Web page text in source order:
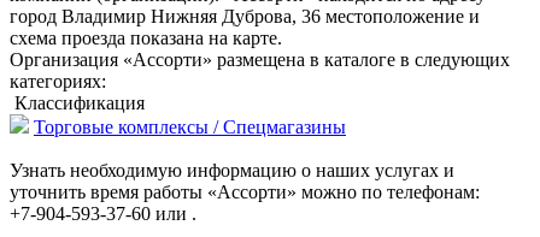
город Владимир Нижняя Дуброва, 36 местоположение и
схема проезда показана на карте.
Организация «Ассорти» размещена в каталоге в следующих
категориях:
Классификация
Торговые комплексы / Спецмагазины
Узнать необходимую информацию о наших услугах и
уточнить время работы «Ассорти» можно по телефонам:
+7-904-593-37-60 или .